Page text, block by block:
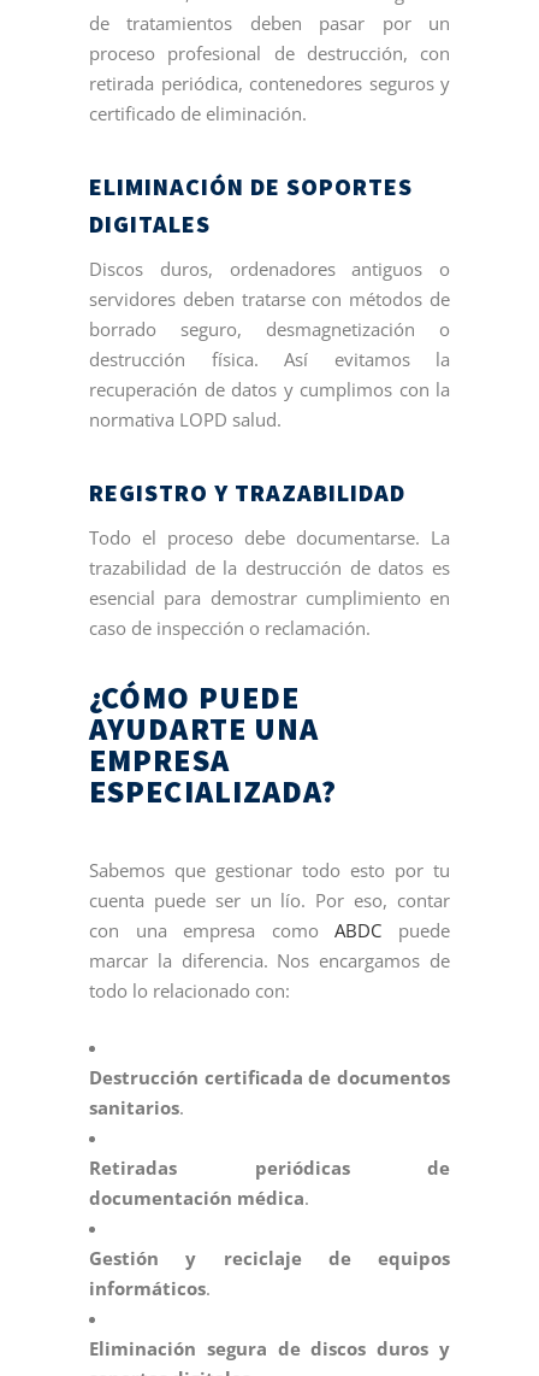
de tratamientos deben pasar por un
proceso profesional de destrucción, con
retirada periódica, contenedores seguros y
certificado de eliminación.
ELIMINACIÓN DE SOPORTES
DIGITALES
Discos duros, ordenadores antiguos o
servidores deben tratarse con métodos de
borrado seguro, desmagnetización o
destrucción física. Así evitamos la
recuperación de datos y cumplimos con la
normativa LOPD salud.
REGISTRO Y TRAZABILIDAD
Todo el proceso debe documentarse. La
trazabilidad de la destrucción de datos es
esencial para demostrar cumplimiento en
caso de inspección o reclamación.
¿CÓMO PUEDE
AYUDARTE UNA
EMPRESA
ESPECIALIZADA?
Sabemos que gestionar todo esto por tu
cuenta puede ser un lío. Por eso, contar
con una empresa comoABDC puede
marcar la diferencia. Nos encargamos de
todo lo relacionado con:
Destrucción certificada de documentos
sanitarios.
Retiradas periódicas de
documentación médica.
Gestión y reciclaje de equipos
informáticos.
Eliminación segura de discos duros y